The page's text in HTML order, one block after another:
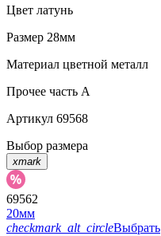
Цвет латунь
Размер 28мм
Материал цветной металл
Прочее часть A
Артикул 69568
Выбор размера
xmark
69562
20мм
checkmark_alt_circleВыбрать